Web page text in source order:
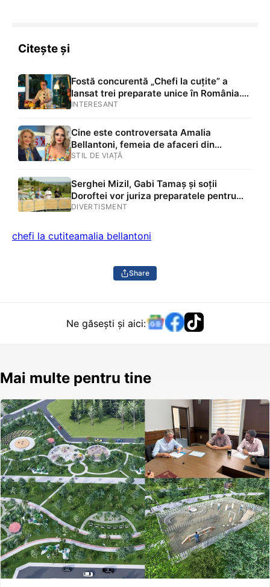
Citește și
Fostă concurentă „Chefi la cuțite” a
lansat trei preparate unice în România.
Chef Laura Simona Crișan: „Cine a zis că
INTERESANT
Cine este controversata Amalia
Bellantoni, femeia de afaceri din
București care a distrus-o politic pe
STIL DE VIAȚĂ
Serghei Mizil, Gabi Tamaș și soții
Doroftei vor juriza preparatele pentru
amulete în sezonul 16 „Chefi la cuțite”
DIVERTISMENT
chefi la cutiteamalia bellantoni
Share
Ne găsești și aici:
Mai multe pentru tine